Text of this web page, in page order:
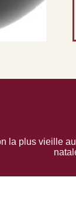
la plus vieille